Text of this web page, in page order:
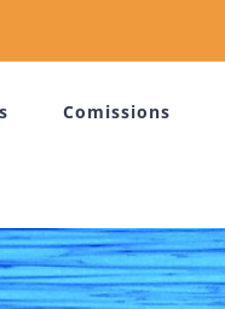
Comissions